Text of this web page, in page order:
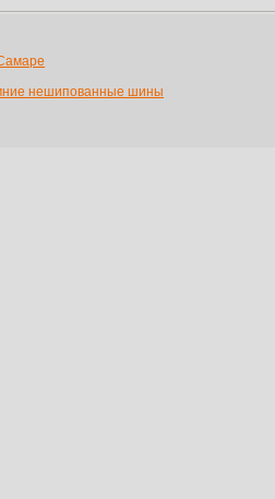
нешипованные шины